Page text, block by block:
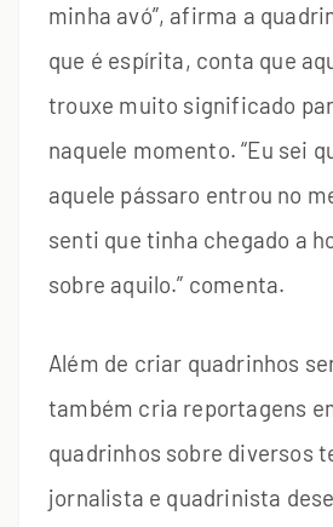
minha avó”, afirma a
que é espírita, conta que
trouxe muito significado
naquele momento. “Eu sei
aquele pássaro entrou no
senti que tinha chegado a
sobre aquilo.” comenta.
Além de criar quadrinhos
também cria reportagens
quadrinhos sobre diversos
jornalista e quadrinista